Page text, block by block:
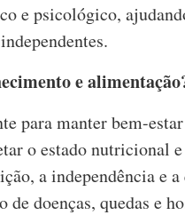
e psicológico,
e
para manter bem-
o estado nutricional
a independência e
doenças, quedas e